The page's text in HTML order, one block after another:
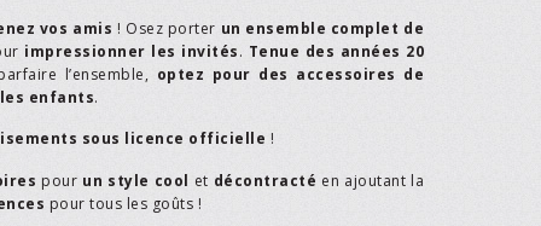
vos amis ! Osez porter un ensemble complet de
impressionner les invités. Tenue des années 20
l’ensemble, optez pour des accessoires de
les enfants.
sous licence officielle !
pour un style cool et décontracté en ajoutant la
pour tous les goûts !